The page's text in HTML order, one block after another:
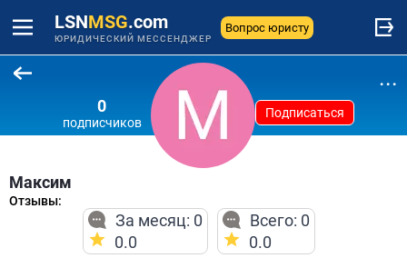
LSNMSG.com
ЮРИДИЧЕСКИЙ МЕССЕНДЖЕР
Вопрос юристу
0
подписчиков
Подписаться
...
Максим
Отзывы:
За месяц: 0
0.0
Всего: 0
0.0